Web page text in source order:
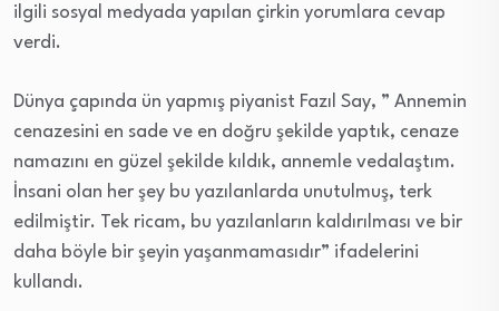
ilgili sosyal medyada yapılan çirkin yorumlara cevap
verdi.
Dünya çapında ün yapmış piyanist Fazıl Say, ” Annemin
cenazesini en sade ve en doğru şekilde yaptık, cenaze
namazını en güzel şekilde kıldık, annemle vedalaştım.
İnsani olan her şey bu yazılanlarda unutulmuş, terk
edilmiştir. Tek ricam, bu yazılanların kaldırılması ve bir
daha böyle bir şeyin yaşanmamasıdır” ifadelerini
kullandı.